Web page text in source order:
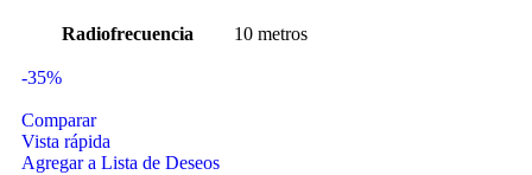
Radiofrecuencia 10 metros
-35%
Comparar
Vista rápida
Agregar a Lista de Deseos